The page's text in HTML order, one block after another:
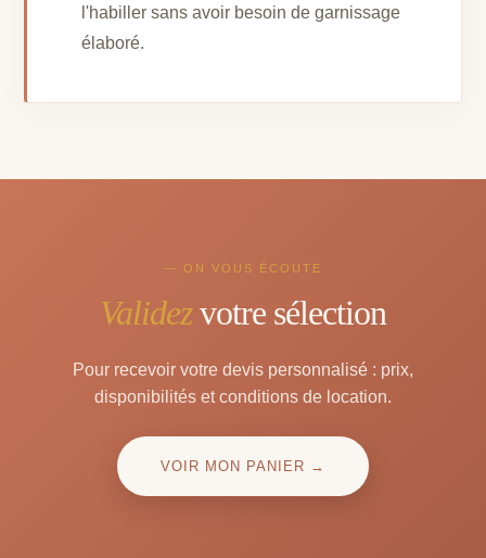
l'habiller sans avoir besoin de garnissage
élaboré.
— ON VOUS ÉCOUTE
Validezvotre sélection
Pour recevoir votre devis personnalisé : prix,
disponibilités et conditions de location.
VOIR MON PANIER →